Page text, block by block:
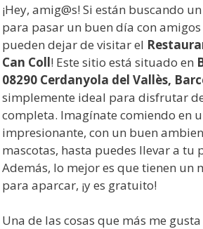
¡Hey, amig@s! Si están buscando
para pasar un buen día con amigos
pueden dejar de visitar el
Can Coll! Este sitio está situado en
08290 Cerdanyola del Vallès,
simplemente ideal para disfrutar
completa. Imagínate comiendo en
impresionante, con un buen
mascotas, hasta puedes llevar a tu
Además, lo mejor es que tienen un
para aparcar, ¡y es gratuito!
Una de las cosas que más me